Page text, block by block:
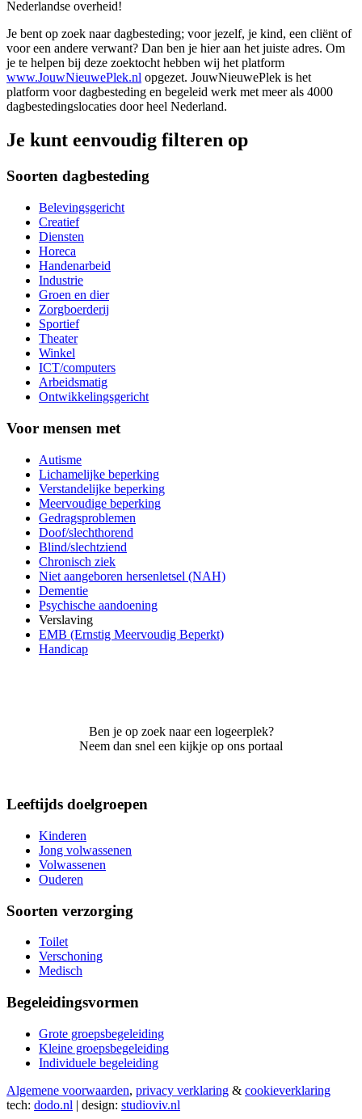
Nederlandse overheid!
Je bent op zoek naar dagbesteding; voor jezelf, je kind, een cliënt of
voor een andere verwant? Dan ben je hier aan het juiste adres. Om
je te helpen bij deze zoektocht hebben wij het platform
www.JouwNieuwePlek.nl opgezet. JouwNieuwePlek is het
platform voor dagbesteding en begeleid werk met meer als 4000
dagbestedingslocaties door heel Nederland.
Je kunt eenvoudig filteren op
Soorten dagbesteding
Belevingsgericht
Creatief
Diensten
Horeca
Handenarbeid
Industrie
Groen en dier
Zorgboerderij
Sportief
Theater
Winkel
ICT/computers
Arbeidsmatig
Ontwikkelingsgericht
Voor mensen met
Autisme
Lichamelijke beperking
Verstandelijke beperking
Meervoudige beperking
Gedragsproblemen
Doof/slechthorend
Blind/slechtziend
Chronisch ziek
Niet aangeboren hersenletsel (NAH)
Dementie
Psychische aandoening
Verslaving
EMB (Ernstig Meervoudig Beperkt)
Handicap
Ben je op zoek naar een logeerplek?
Neem dan snel een kijkje op ons portaal
Leeftijds doelgroepen
Kinderen
Jong volwassenen
Volwassenen
Ouderen
Soorten verzorging
Toilet
Verschoning
Medisch
Begeleidingsvormen
Grote groepsbegeleiding
Kleine groepsbegeleiding
Individuele begeleiding
Algemene voorwaarden, privacy verklaring & cookieverklaring
tech: dodo.nl | design: studioviv.nl